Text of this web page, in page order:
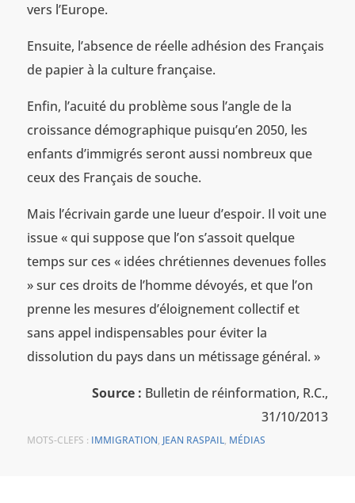
vers l’Europe.
Ensuite, l’absence de réelle adhésion des Français
de papier à la culture française.
Enfin, l’acuité du problème sous l’angle de la
croissance démographique puisqu’en 2050, les
enfants d’immigrés seront aussi nombreux que
ceux des Français de souche.
Mais l’écrivain garde une lueur d’espoir. Il voit une
issue « qui suppose que l’on s’assoit quelque
temps sur ces « idées chrétiennes devenues folles
» sur ces droits de l’homme dévoyés, et que l’on
prenne les mesures d’éloignement collectif et
sans appel indispensables pour éviter la
dissolution du pays dans un métissage général. »
Source : Bulletin de réinformation, R.C.,
31/10/2013
MOTS-CLEFS : IMMIGRATION, JEAN RASPAIL, MÉDIAS